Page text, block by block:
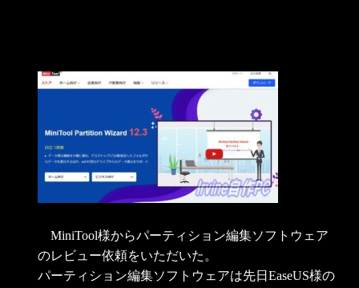
MiniTool様からパーティション編集ソフトウェア
のレビュー依頼をいただいた。
パーティション編集ソフトウェアは先日EaseUS様の